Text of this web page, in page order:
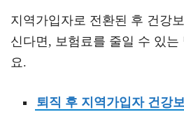
지역가입자로 전환된 후 건강
신다면, 보험료를 줄일 수 있는
요.
퇴직 후 지역가입자 건강